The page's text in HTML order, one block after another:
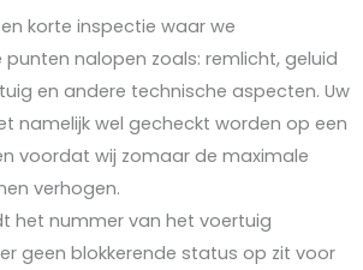
korte inspectie waar we
punten nalopen zoals: remlicht, geluid
en andere technische aspecten. Uw
namelijk wel gecheckt worden op een
voordat wij zomaar de maximale
verhogen.
het nummer van het voertuig
geen blokkerende status op zit voor